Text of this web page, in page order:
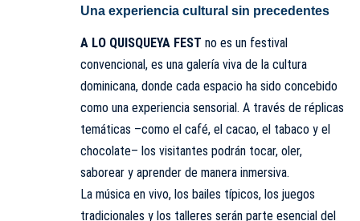
Una experiencia cultural sin precedentes
A LO QUISQUEYA FEST no es un festival
convencional, es una galería viva de la cultura
dominicana, donde cada espacio ha sido concebido
como una experiencia sensorial. A través de réplicas
temáticas –como el café, el cacao, el tabaco y el
chocolate– los visitantes podrán tocar, oler,
saborear y aprender de manera inmersiva.
La música en vivo, los bailes típicos, los juegos
tradicionales y los talleres serán parte esencial del